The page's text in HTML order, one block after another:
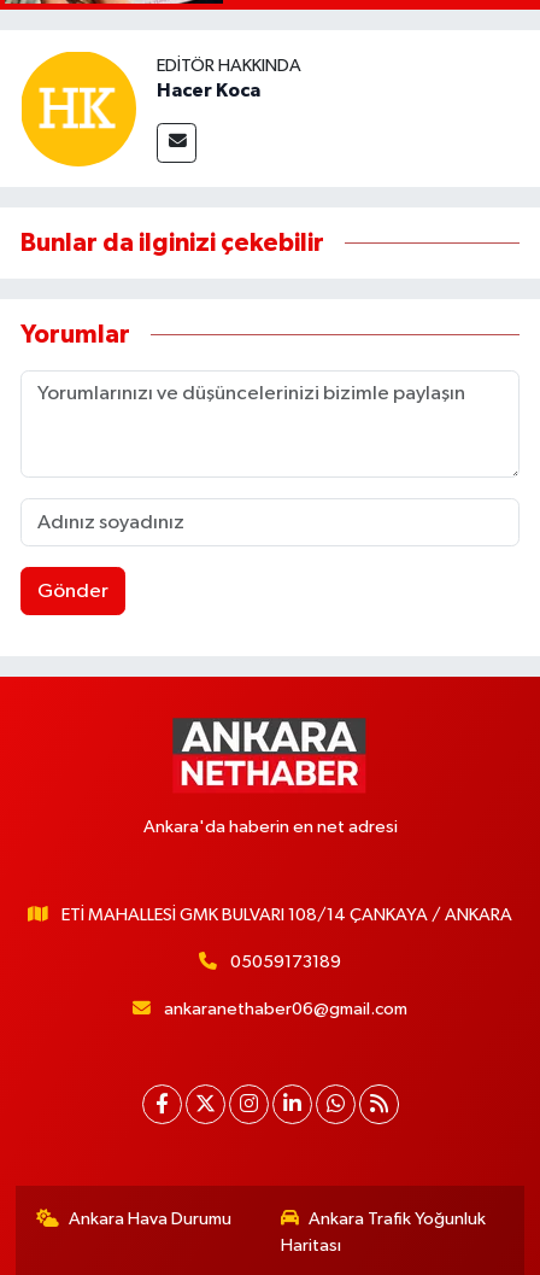
EDITÖR HAKKINDA
Hacer Koca
Bunlar da ilginizi çekebilir
Yorumlar
Gönder
Ankara'da haberin en net adresi
ETİ MAHALLESİ GMK BULVARI 108/14 ÇANKAYA / ANKARA
05059173189
ankaranethaber06@gmail.com
Ankara Hava Durumu
Ankara Trafik Yoğunluk
Haritası